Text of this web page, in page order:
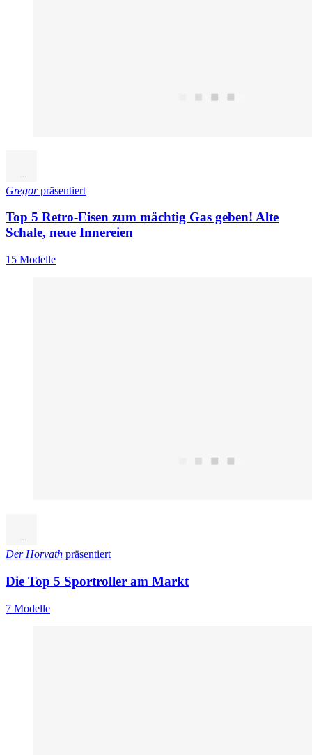
Gregorpräsentiert
Top 5 Retro-Eisen zum mächtig Gas geben! Alte
Schale, neue Innereien
15 Modelle
Der Horvath präsentiert
Die Top 5 Sportroller am Markt
7 Modelle